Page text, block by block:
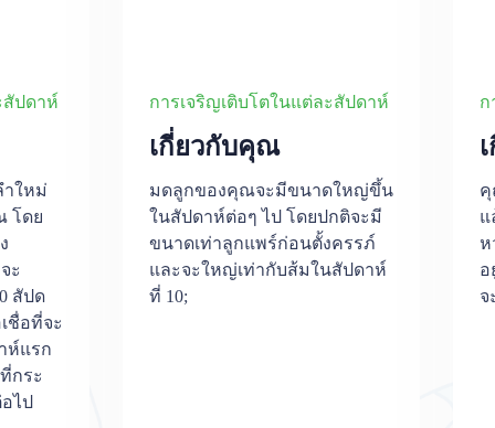
สัปดาห์
ำใหม่
โดย
ะ
สัปด
ชื่อที่จะ
ห์แรก
กระ
ไป
การเจริญเติบโตในแต่ละสัปดาห์
เกี่ยวกับคุณ
มดลูกของคุณจะมีขนาดใหญ่ขึ้น
ในสัปดาห์ต่อๆ ไป โดยปกติจะมี
ขนาดเท่าลูกแพร์ก่อนตั้งครรภ์
และจะใหญ่เท่ากับส้มในสัปดาห์
ที่ 10;
ก
คุ
แ
ห
จ